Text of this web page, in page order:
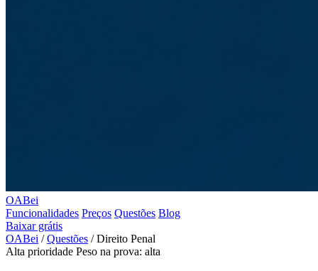
OABei
Funcionalidades Preços Questões Blog
Baixar grátis
OABei / Questões / Direito Penal
Alta prioridade Peso na prova: alta